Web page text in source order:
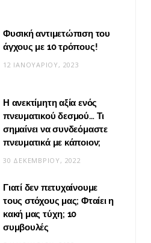
Φυσική αντιμετώπιση του
άγχους με 10 τρόπους!
12 ΙΑΝΟΥΑΡΊΟΥ, 2023
Η ανεκτίμητη αξία ενός
πνευματικού δεσμού… Τι
σημαίνει να συνδεόμαστε
πνευματικά με κάποιον;
30 ΔΕΚΕΜΒΡΊΟΥ, 2022
Γιατί δεν πετυχαίνουμε
τους στόχους μας; Φταίει η
κακή μας τύχη; 10
συμβουλές